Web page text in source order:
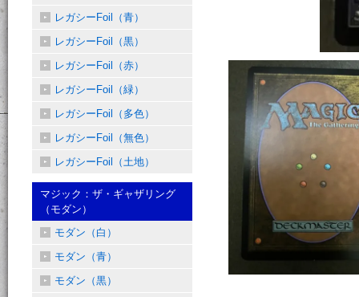
レガシーFoil（青）
レガシーFoil（黒）
レガシーFoil（赤）
レガシーFoil（緑）
レガシーFoil（多色）
レガシーFoil（無色）
レガシーFoil（土地）
マジック：ザ・ギャザリング
（モダン）
モダン（白）
モダン（青）
モダン（黒）